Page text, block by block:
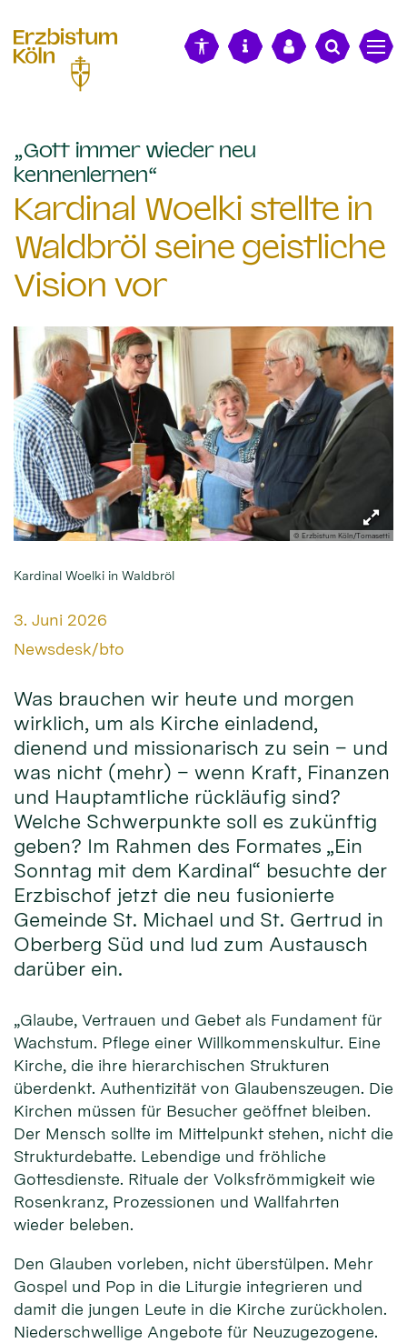
„Gott immer wieder neu
kennenlernen“
Kardinal Woelki stellte in
Waldbröl seine geistliche
Vision vor
© Erzbistum Köln/Tomasetti
Kardinal Woelki in Waldbröl
Datum:
3. Juni 2026
Von:
Newsdesk/bto
Was brauchen wir heute und morgen
wirklich, um als Kirche einladend,
dienend und missionarisch zu sein – und
was nicht (mehr) – wenn Kraft, Finanzen
und Hauptamtliche rückläufig sind?
Welche Schwerpunkte soll es zukünftig
geben? Im Rahmen des Formates „Ein
Sonntag mit dem Kardinal“ besuchte der
Erzbischof jetzt die neu fusionierte
Gemeinde St. Michael und St. Gertrud in
Oberberg Süd und lud zum Austausch
darüber ein.
„Glaube, Vertrauen und Gebet als Fundament für
Wachstum. Pflege einer Willkommenskultur. Eine
Kirche, die ihre hierarchischen Strukturen
überdenkt. Authentizität von Glaubenszeugen. Die
Kirchen müssen für Besucher geöffnet bleiben.
Der Mensch sollte im Mittelpunkt stehen, nicht die
Strukturdebatte. Lebendige und fröhliche
Gottesdienste. Rituale der Volksfrömmigkeit wie
Rosenkranz, Prozessionen und Wallfahrten
wieder beleben.
Den Glauben vorleben, nicht überstülpen. Mehr
Gospel und Pop in die Liturgie integrieren und
damit die jungen Leute in die Kirche zurückholen.
Niederschwellige Angebote für Neuzugezogene.